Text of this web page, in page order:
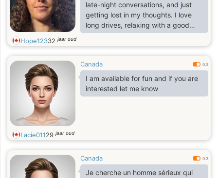
late-night conversations, and just
getting lost in my thoughts. I love
long drives, relaxing with a good
movie, and spending quiet moments
that feel almost poetic. I’m also into
ideas, learning new skills, or just
finding small things that make life
feel a bit more magical.
Hope12332jaar oud
Canada 0.3
I am available for fun and if you are
interested let me know
Lacie01129jaar oud
Canada 0.3
Je cherche un homme sérieux qui